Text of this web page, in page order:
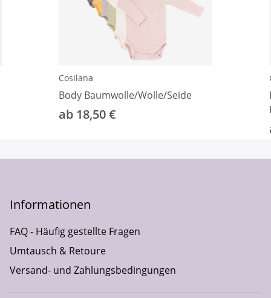
Cosilana
Body Baumwolle/Wolle/Seide
ab 18,50 €
Informationen
FAQ - Häufig gestellte Fragen
Umtausch & Retoure
Versand- und Zahlungsbedingungen